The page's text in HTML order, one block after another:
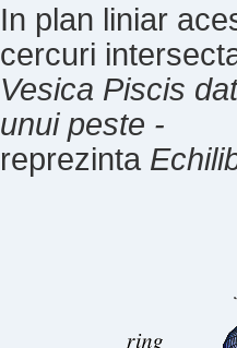
In plan liniar
cercuri
Vesica Piscis
unui peste -
reprezinta